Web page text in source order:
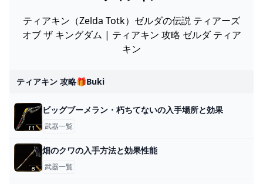
ティアキン（Zelda Totk）ゼルダの伝説 ティアーズ
オブ ザ キングダム | ティアキン 攻略 ゼルダ ティア
キン
ティアキン 攻略🎁buki
ビッグブーメラン・朽ちてないの入手場所と効果
武器一覧
畑のクワの入手方法と効果性能
武器一覧